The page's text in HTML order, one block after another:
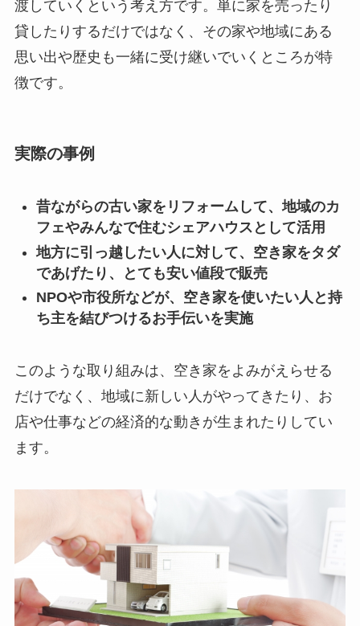
渡していくという考え方です。単に家を売ったり
貸したりするだけではなく、その家や地域にある
思い出や歴史も一緒に受け継いでいくところが特
徴です。
実際の事例
昔ながらの古い家をリフォームして、地域のカ
フェやみんなで住むシェアハウスとして活用
地方に引っ越したい人に対して、空き家をタダ
であげたり、とても安い値段で販売
NPOや市役所などが、空き家を使いたい人と持
ち主を結びつけるお手伝いを実施
このような取り組みは、空き家をよみがえらせる
だけでなく、地域に新しい人がやってきたり、お
店や仕事などの経済的な動きが生まれたりしてい
ます。